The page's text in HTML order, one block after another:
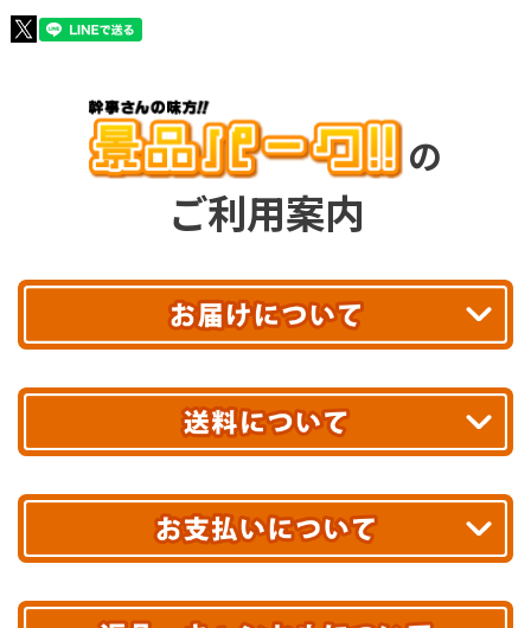
の
ご利用案内
最短翌日お届け!
あす着エリアが対象です。
エリアやお届け日の確認はこちら▶
※ 配送業者による配送遅延が生じる可能性がございます。
※ 沖縄・離島はお届けできません。
送料無料!
10,000円未満 全国一律1,100円(税込)
配送業者
クレジットカード